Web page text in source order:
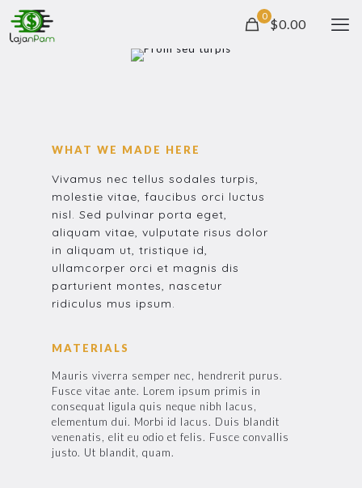
0
$0.00
WHAT WE MADE HERE
Vivamus nec tellus sodales turpis,
molestie vitae, faucibus orci luctus
nisl. Sed pulvinar porta eget,
aliquam vitae, vulputate risus dolor
in aliquam ut, tristique id,
ullamcorper orci et magnis dis
parturient montes, nascetur
ridiculus mus ipsum.
MATERIALS
Mauris viverra semper nec, hendrerit purus.
Fusce vitae ante. Lorem ipsum primis in
consequat ligula quis neque nibh lacus,
elementum dui. Morbi id lacus. Duis blandit
venenatis, elit eu odio et felis. Fusce convallis
justo. Ut blandit, quam.